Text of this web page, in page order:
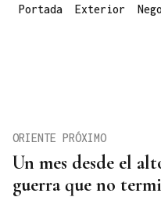
Portada Exterior
Un mes desde el
guerra que no
ORIENTE PRÓXIMO